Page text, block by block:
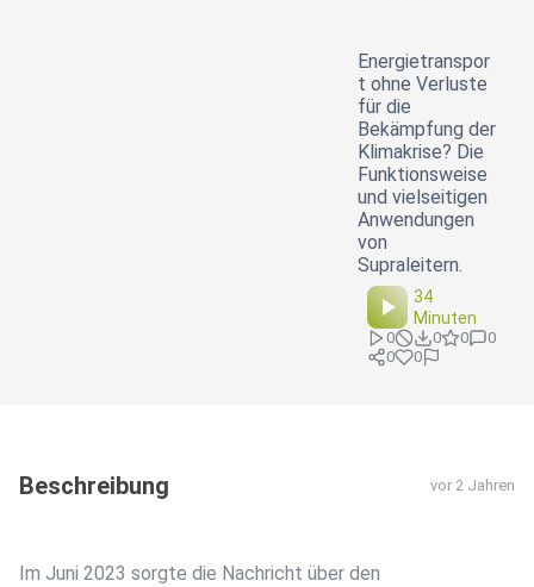
Energietranspor
t ohne Verluste
für die
Bekämpfung der
Klimakrise? Die
Funktionsweise
und vielseitigen
Anwendungen
von
Supraleitern.
34
Minuten
0 0 0
0
0
0
Beschreibung vor 2 Jahren
Im Juni 2023 sorgte die Nachricht über den